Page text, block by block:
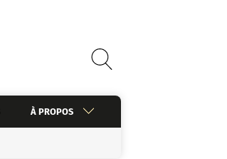
À PROPOS